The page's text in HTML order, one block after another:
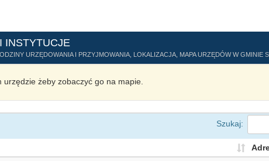
INSTYTUCJE
URZĘDOWANIA I PRZYJMOWANIA, LOKALIZACJA, MAPA URZĘDÓW W GMINIE
urzędzie żeby zobaczyć go na mapie.
Szukaj: